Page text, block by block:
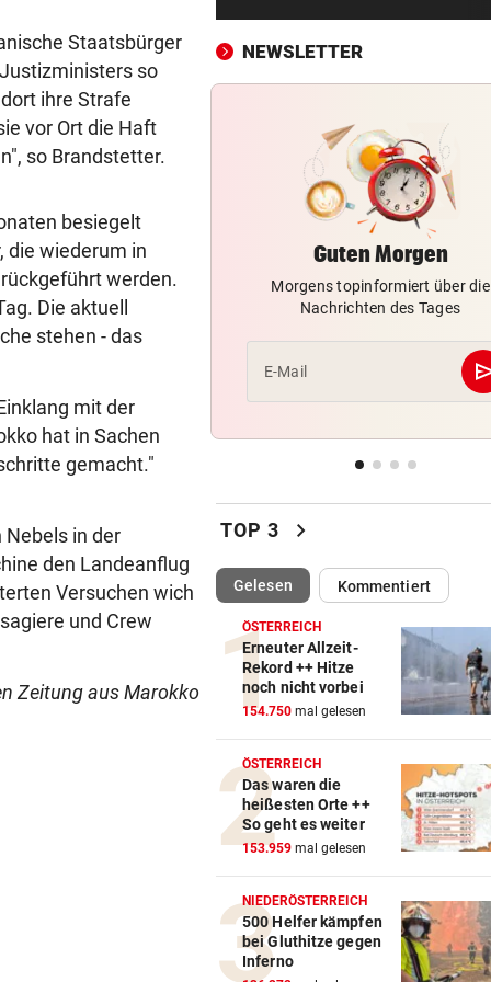
Staatsbürger
so
ihre Strafe
vor Ort die Haft
so Brandstetter.
besiegelt
die wiederum in
werden.
Die aktuell
stehen - das
mit der
hat in Sachen
gemacht."
Nebels in der
den Landeanflug
Versuchen wich
und Crew
Zeitung aus Marokko
Passagierjet kollidiert
OFFENSIVE VERSTÄRKUNG
Wunschspieler! GAK angelt
AUCH NEUER THEMENWEG
Nationalpark sucht wieder
Almhirten des Jahres
„JEDE MENGE HILFE“ vor
Rihanna braucht ein Team
drei Kinder
GROSSEINSATZ IN WIEN vor
Dorotheum-Überfall: Täter
KRONE+ TESTET FÜR SIE
Ton am Handy?
CHIPS, KI UND ROBOTER
Diese China-Durchbrüche
machen Washington nervös
WOHIN MIT GRILLRESTLN vor
Diese Kühlschrank-Fehler
schlagen auf den Magen
FAHNDUNGSERFOLG vor
Europaweit gesuchter
Österreicher (29) gefasst
Geldtransporter verliert
belebter Straße
DISKUTIEREN SIE MIT! vor
NEWSLETTER
Guten Morgen
Morgens topinformiert über die
Nachrichten des Tages
E-Mail
TOP 3 chevron_right
Gelesen(ausgewählt)Kommentiert
ÖSTERREICH
Erneuter Allzeit-
Rekord ++ Hitze
noch nicht vorbei
154.750 mal gelesen
ÖSTERREICH
Das waren die
heißesten Orte ++
So geht es weiter
153.959 mal gelesen
NIEDERÖSTERREICH
500 Helfer kämpfen
bei Gluthitze gegen
Inferno